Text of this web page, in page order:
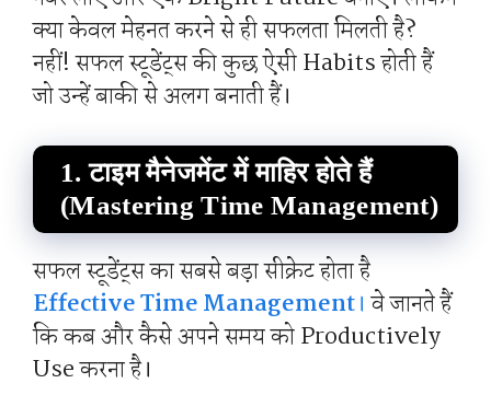
क्या केवल मेहनत करने से ही सफलता मिलती है?
नहीं! सफल स्टूडेंट्स की कुछ ऐसी Habits होती हैं
जो उन्हें बाकी से अलग बनाती हैं।
1. टाइम मैनेजमेंट में माहिर होते हैं
(Mastering Time Management)
सफल स्टूडेंट्स का सबसे बड़ा सीक्रेट होता है
Effective Time Management। वे जानते हैं
कि कब और कैसे अपने समय को Productively
Use करना है।